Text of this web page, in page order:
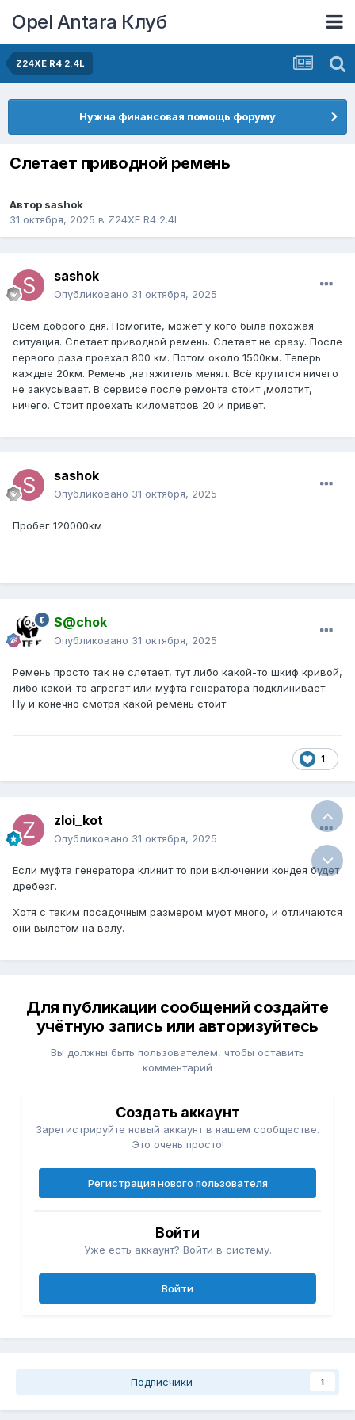
Opel Antara Клуб
Z24XE R4 2.4L
Нужна финансовая помощь форуму
Слетает приводной ремень
Автор sashok
31 октября, 2025 в Z24XE R4 2.4L
sashok
Опубликовано 31 октября, 2025
Всем доброго дня. Помогите, может у кого была похожая
ситуация. Слетает приводной ремень. Слетает не сразу. После
первого раза проехал 800 км. Потом около 1500км. Теперь
каждые 20км. Ремень ,натяжитель менял. Всё крутится ничего
не закусывает. В сервисе после ремонта стоит ,молотит,
ничего. Стоит проехать километров 20 и привет.
sashok
Опубликовано 31 октября, 2025
Пробег 120000км
S@chok
Опубликовано 31 октября, 2025
Ремень просто так не слетает, тут либо какой-то шкиф кривой,
либо какой-то агрегат или муфта генератора подклинивает.
Ну и конечно смотря какой ремень стоит.
1
zloi_kot
Опубликовано 31 октября, 2025
Если муфта генератора клинит то при включении кондея будет
дребезг.
Хотя с таким посадочным размером муфт много, и отличаются
они вылетом на валу.
Для публикации сообщений создайте
учётную запись или авторизуйтесь
Вы должны быть пользователем, чтобы оставить
комментарий
Создать аккаунт
Зарегистрируйте новый аккаунт в нашем сообществе.
Это очень просто!
Регистрация нового пользователя
Войти
Уже есть аккаунт? Войти в систему.
Войти
Подписчики 1